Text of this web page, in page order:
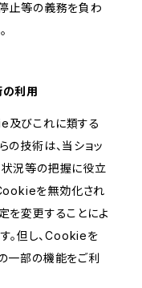
止等の義務を負わ
の利用
及びこれに類する
の技術は、当ショッ
状況等の把握に役立
を無効化され
を変更することによ
。但し、Cookieを
一部の機能をご利